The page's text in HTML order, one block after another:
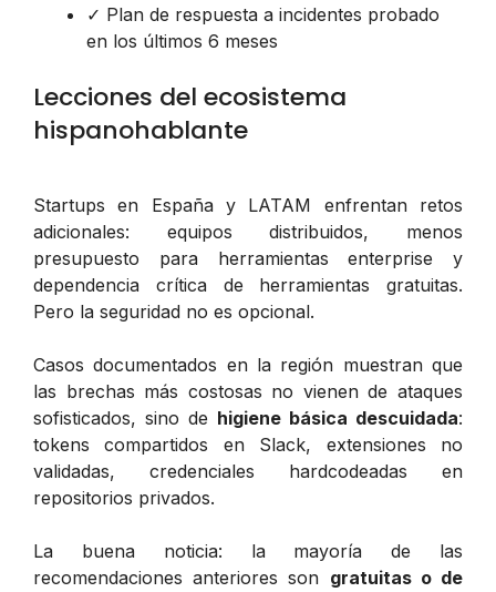
✓ Plan de respuesta a incidentes probado
en los últimos 6 meses
Lecciones del ecosistema
hispanohablante
Startups en España y LATAM enfrentan retos
adicionales: equipos distribuidos, menos
presupuesto para herramientas enterprise y
dependencia crítica de herramientas gratuitas.
Pero la seguridad no es opcional.
Casos documentados en la región muestran que
las brechas más costosas no vienen de ataques
sofisticados, sino de higiene básica descuidada:
tokens compartidos en Slack, extensiones no
validadas, credenciales hardcodeadas en
repositorios privados.
La buena noticia: la mayoría de las
recomendaciones anteriores son gratuitas o de